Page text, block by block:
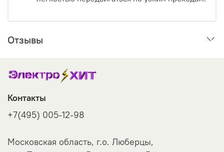
Отзывы
Контакты
+7(495) 005-12-98
Московская область, г.о. Люберцы,